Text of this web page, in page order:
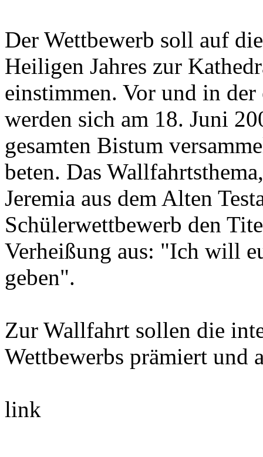
Der Wettbewerb soll auf
Heiligen Jahres zur
einstimmen. Vor und in
werden sich am 18. Juni
gesamten Bistum
beten. Das
Jeremia aus dem Alten
Schülerwettbewerb den
Verheißung aus: "Ich will
geben".
Zur Wallfahrt sollen die
Wettbewerbs prämiert und
link